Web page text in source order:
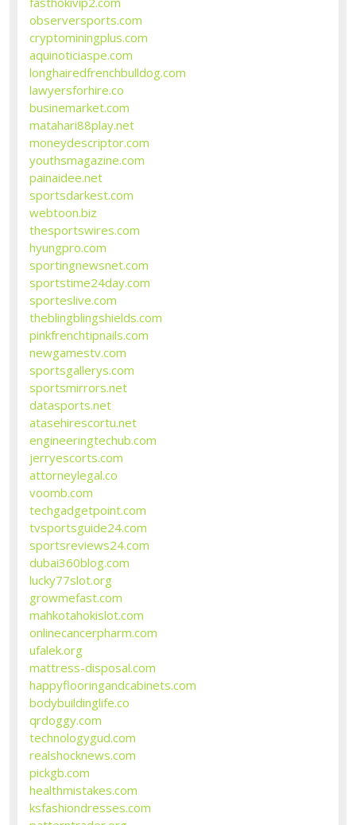
observersports.com
cryptominingplus.com
aquinoticiaspe.com
longhairedfrenchbulldog.com
lawyersforhire.co
businemarket.com
matahari88play.net
moneydescriptor.com
youthsmagazine.com
painaidee.net
sportsdarkest.com
webtoon.biz
thesportswires.com
hyungpro.com
sportingnewsnet.com
sportstime24day.com
sporteslive.com
theblingblingshields.com
pinkfrenchtipnails.com
newgamestv.com
sportsgallerys.com
sportsmirrors.net
datasports.net
atasehirescortu.net
engineeringtechub.com
jerryescorts.com
attorneylegal.co
voomb.com
techgadgetpoint.com
tvsportsguide24.com
sportsreviews24.com
dubai360blog.com
lucky77slot.org
growmefast.com
mahkotahokislot.com
onlinecancerpharm.com
ufalek.org
mattress-disposal.com
happyflooringandcabinets.com
bodybuildinglife.co
qrdoggy.com
technologygud.com
realshocknews.com
pickgb.com
healthmistakes.com
ksfashiondresses.com